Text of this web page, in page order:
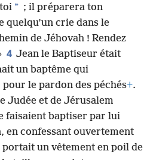
* ; il préparera ton
quelqu’un crie dans le
de Jéhovah ! Rendez
4 Jean le Baptiseur était
un baptême qui
le pardon des péchés+.
Judée et de Jérusalem
faisaient baptiser par lui
en confessant ouvertement
portait un vêtement en poil de